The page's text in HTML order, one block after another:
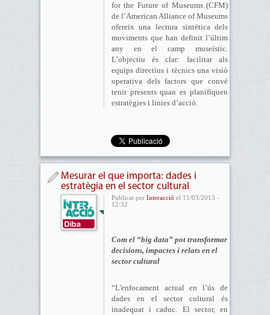
for the Future of Museums (CFM)
de l’American Alliance of Museums
ofereix una lectura sintètica dels
moviments que han definit l’últim
any en el camp museístic.
L’objectiu és clar: facilitar als
equips directius i tècnics una visió
operativa dels factors que convé
tenir presents quan es planifiquen
estratègies i línies d’acció.
Mesurar el que importa: dades i
estratègia en el sector cultural
Publicat per Interacció el 11/03/2013 -
12:32
Com el “big data” pot transformar
decisions, impactes i relats en el
sector cultural
“L'enfocament actual en l’ús de
dades en el sector cultural és
inadequat i caduc. El sector, en